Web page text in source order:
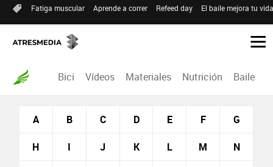
Fatiga muscular Aprende a correr Refeed day El baile mejora tu
Bici Vídeos Materiales Nutrición Baile
A B C D E F G
H I J K L M N